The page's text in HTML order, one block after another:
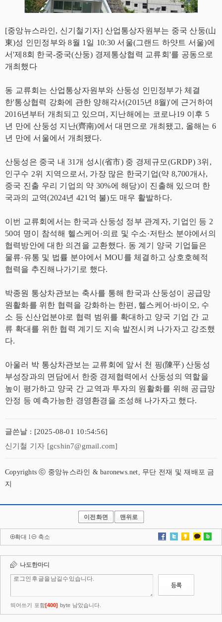
[중앙뉴스라인, 신기철기자] 산업통상자원부는 중국 산둥(山
東)성 인민정부와 8월 1일 10:30 서울(그랜드 하얏트 서울)에
서'제8회 한국-중국(산둥) 경제통상협력 교류회'를 공동으로
개최했다
동 교류회는 산업통상자원부와 산둥성 인민정부가 체결
한'통상협력 강화에 관한 양해각서(2015년 8월)'에 근거하여
2016년부터 개최되고 있으며, 지난해에는 코로나19 이후 5
년 만에 산둥성 지난(齊南)에서 대면으로 개최됐고, 올해는 6
년 만에 서울에서 개최됐다.
산둥성은 중국 내 31개 성시(省市) 중 경제규모(GRDP) 3위,
인구수 2위 지역으로서, 가장 많은 한국기업(약 8,700개사,
중국 진출 우리 기업의 약 30%에 해당)이 진출해 있으며 한
국과의 교역(2024년 421억 불)도 매우 활발하다.
이번 교류회에서는 한국과 산둥성 정부 관계자, 기업인 등 2
50여 명이 참석해 헬스케어·의료 및 수소·저탄소 분야에서의
협력방안에 대한 의견을 교환했다. 동 계기 양국 기업들은
물류·유통 및 법률 분야에서 MOU를 체결하고 상호호혜적
협력을 추진해나가기로 했다.
박종원 통상차관보는 축사를 통해 한국과 산둥성이 공급망
원활화를 위한 협력을 강화하는 한편, 헬스케어·바이오, 수
소 등 신산업분야로 협력 범위를 확대하고 양국 기업 간 교
류 확대를 위한 협력 계기도 지속 발전시켜 나가자고 강조했
다.
아울러 박 통상차관보는 교류회에 앞서 천 핑(陳平) 산둥성
부성장과의 면담에서 한중 경제협력에서 산둥성의 역할을
높이 평가하고 양국 간 교역과 투자의 원활화를 위해 공급망
안정 등 예측가능한 경영환경을 조성해 나가자고 했다.
글쓴날 : [2025-08-01 10:54:56]
신기철 기자 [gcshin7@gmail.com]
Copyrights ⓒ 중앙뉴스라인 & baronews.net, 무단 전재 및 재배포 금
지
이전화면 맨위로
확대 l 축소